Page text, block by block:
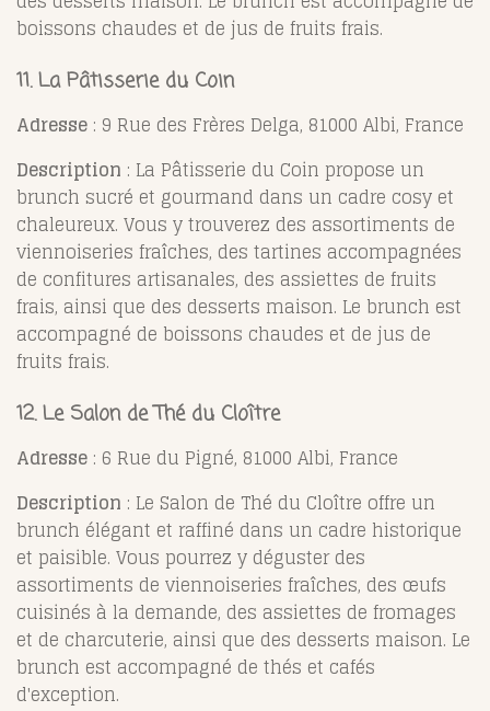
boissons chaudes et de jus de fruits frais.
11.La Pâtisserie du Coin
Adresse : 9 Rue des Frères Delga, 81000 Albi, France
Description : La Pâtisserie du Coin propose un
brunch sucré et gourmand dans un cadre cosy et
chaleureux. Vous y trouverez des assortiments de
viennoiseries fraîches, des tartines accompagnées
de confitures artisanales, des assiettes de fruits
frais, ainsi que des desserts maison. Le brunch est
accompagné de boissons chaudes et de jus de
fruits frais.
12.Le Salon de Thé du Cloître
Adresse : 6 Rue du Pigné, 81000 Albi, France
Description : Le Salon de Thé du Cloître offre un
brunch élégant et raffiné dans un cadre historique
et paisible. Vous pourrez y déguster des
assortiments de viennoiseries fraîches, des œufs
cuisinés à la demande, des assiettes de fromages
et de charcuterie, ainsi que des desserts maison. Le
brunch est accompagné de thés et cafés
d'exception.